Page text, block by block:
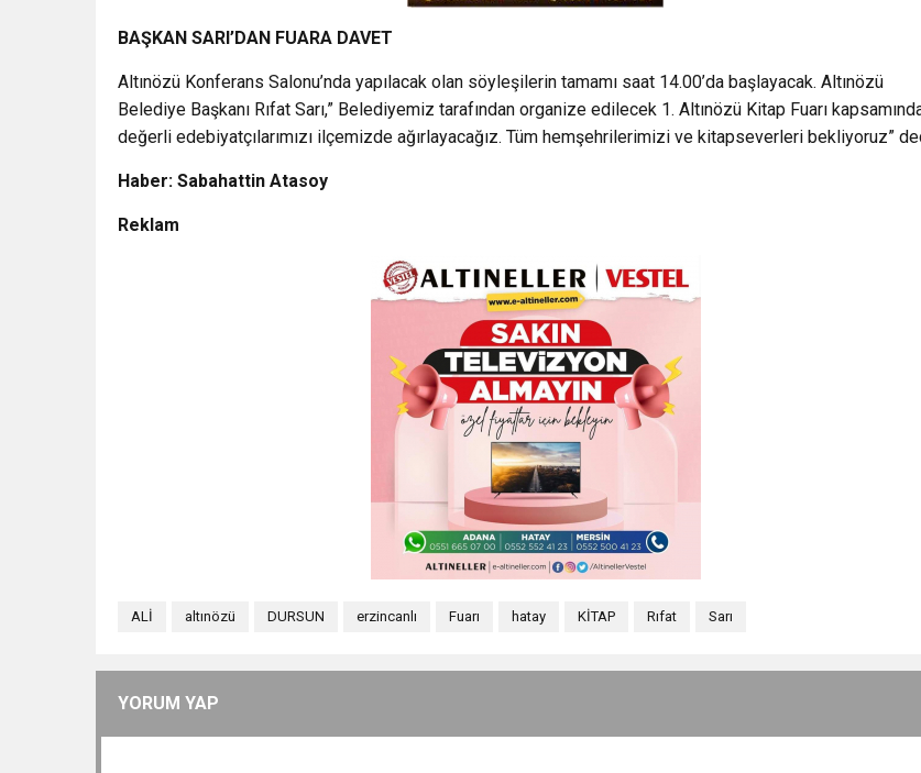
BAŞKAN SARI’DAN FUARA DAVET
Altınözü Konferans Salonu’nda yapılacak olan söyleşilerin tamamı saat 14.00’da başlayacak. Altınözü
Belediye Başkanı Rıfat Sarı,” Belediyemiz tarafından organize edilecek 1. Altınözü Kitap Fuarı
değerli edebiyatçılarımızı ilçemizde ağırlayacağız. Tüm hemşehrilerimizi ve kitapseverleri bekliyoruz”
Haber: Sabahattin Atasoy
Reklam
ALİ altınözü DURSUN erzincanlı Fuarı hatay KİTAP Rıfat Sarı
YORUM YAP